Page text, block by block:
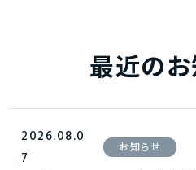
最近の
2026.08.0
7
お知らせ